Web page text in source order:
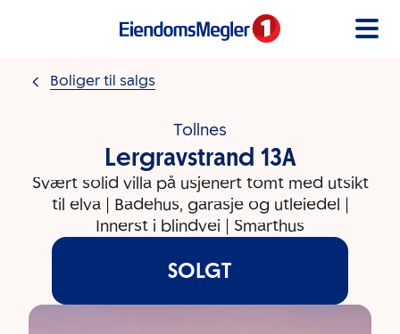
Boliger til salgs
Tollnes
Lergravstrand 13A
Svært solid villa på usjenert tomt med utsikt
til elva | Badehus, garasje og utleiedel |
Innerst i blindvei | Smarthus
SOLGT